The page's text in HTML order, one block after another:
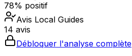
78% positif
Avis Local Guides
14 avis
Débloquer l'analyse complète